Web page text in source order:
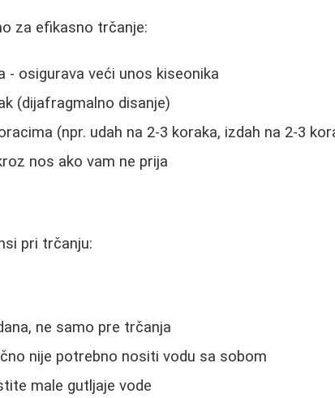
za efikasno trčanje:
- osigurava veći unos kiseonika
(dijafragmalno disanje)
(npr. udah na 2-3 koraka, izdah na 2-3
nos ako vam ne prija
pri trčanju:
ne samo pre trčanja
nije potrebno nositi vodu sa sobom
male gutljaje vode